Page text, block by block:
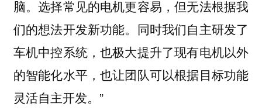
脑。选择常见的电机更容易，但无法根据我
们的想法开发新功能。同时我们自主研发了
车机中控系统，也极大提升了现有电机以外
的智能化水平，也让团队可以根据目标功能
灵活自主开发。”